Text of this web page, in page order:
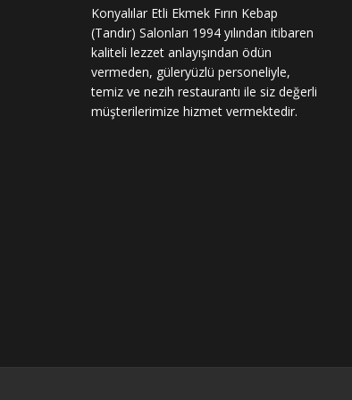
Konyalılar Etli Ekmek Fırın Kebap
(Tandır) Salonları 1994 yılından itibaren
kaliteli lezzet anlayışından ödün
vermeden, güleryüzlü personeliyle,
temiz ve nezih restaurantı ile siz değerli
müşterilerimize hizmet vermektedir.